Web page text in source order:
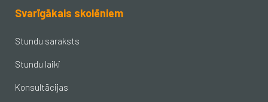
Svarīgākais skolēniem
Stundu saraksts
Stundu laiki
Konsultācijas